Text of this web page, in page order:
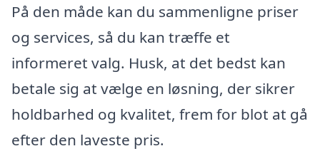
På den måde kan du sammenligne priser
og services, så du kan træffe et
informeret valg. Husk, at det bedst kan
betale sig at vælge en løsning, der sikrer
holdbarhed og kvalitet, frem for blot at gå
efter den laveste pris.